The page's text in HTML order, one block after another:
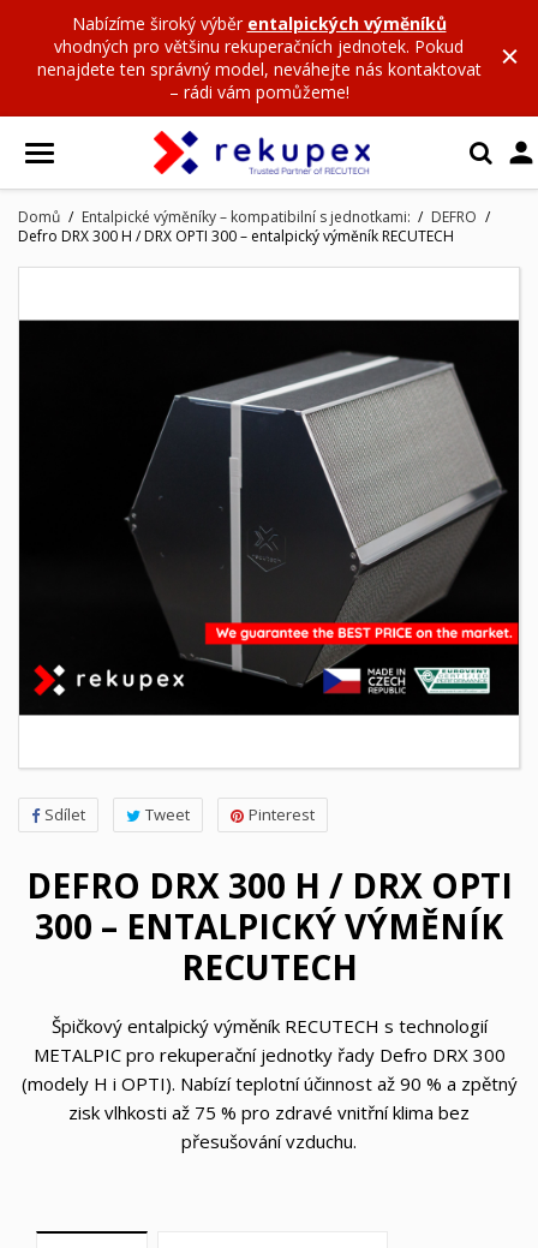
Nabízíme široký výběr entalpických výměníků
vhodných pro většinu rekuperačních jednotek. Pokud
nenajdete ten správný model, neváhejte nás kontaktovat
– rádi vám pomůžeme!

Domů Entalpické výměníky – kompatibilní s jednotkami:
DEFRO
Defro DRX 300 H / DRX OPTI 300 – entalpický výměník RECUTECH
Sdílet Tweet Pinterest
DEFRO DRX 300 H / DRX OPTI
300 – ENTALPICKÝ VÝMĚNÍK
RECUTECH
Špičkový entalpický výměník RECUTECH s technologií
METALPIC pro rekuperační jednotky řady Defro DRX 300
(modely H i OPTI). Nabízí teplotní účinnost až 90 % a zpětný
zisk vlhkosti až 75 % pro zdravé vnitřní klima bez
přesušování vzduchu.